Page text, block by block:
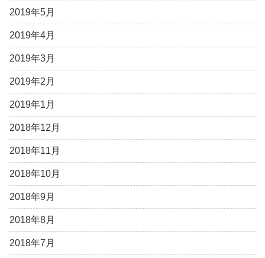
2019年5月
2019年4月
2019年3月
2019年2月
2019年1月
2018年12月
2018年11月
2018年10月
2018年9月
2018年8月
2018年7月